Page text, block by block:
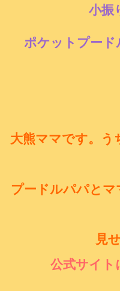
小振
ポケットプード
大熊ママです。う
プードルパパと
見
公式サイト